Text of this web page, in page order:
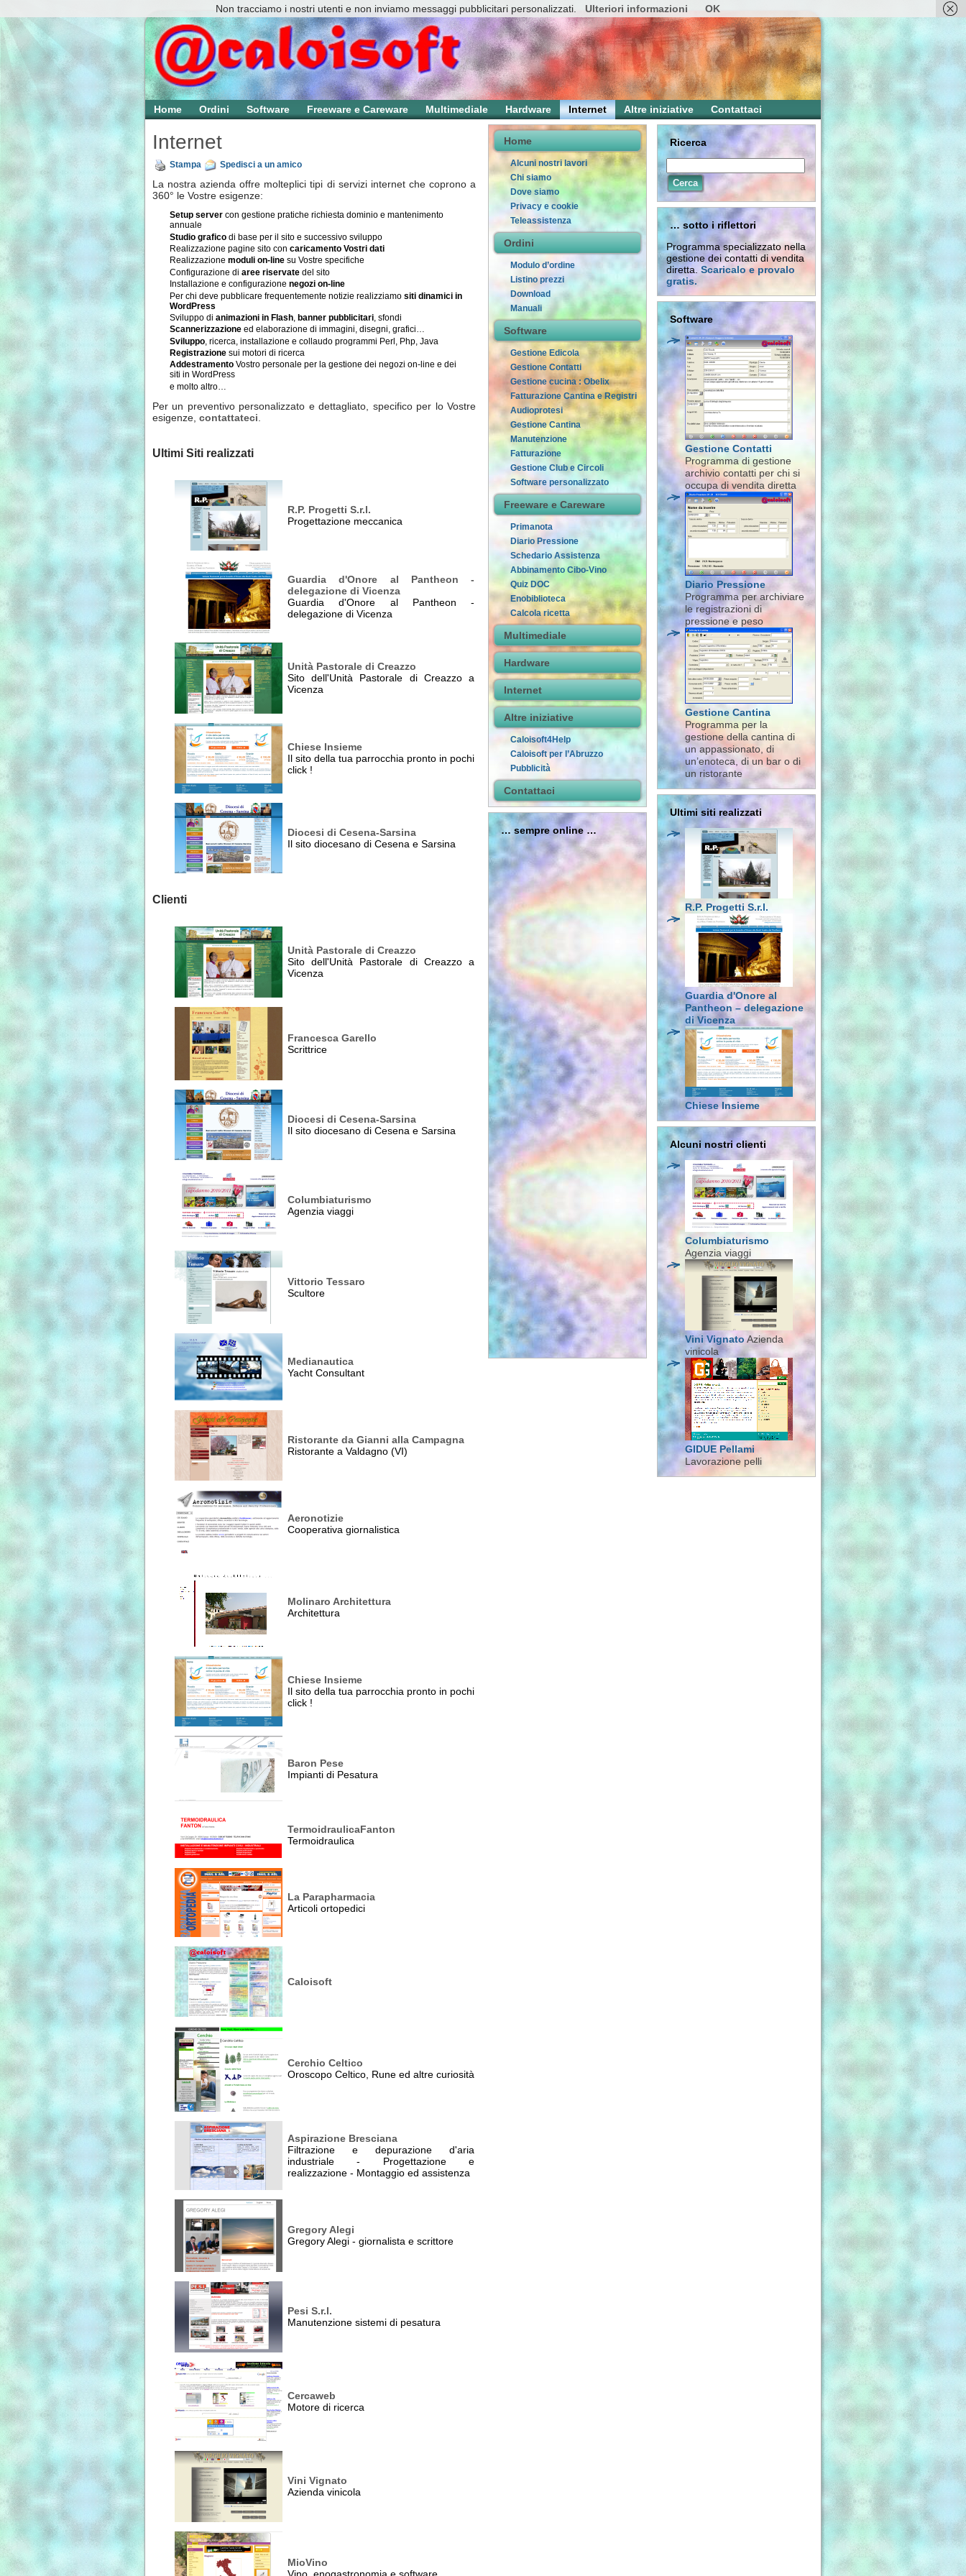
Home Ordini Software Freeware e Careware Multimediale Hardware Internet Altre iniziative Contattaci
Internet
Stampa Spedisci a un amico
La nostra azienda offre molteplici tipi di servizi internet che coprono a
360° le Vostre esigenze:
Setup server con gestione pratiche richiesta dominio e mantenimento
annuale
Studio grafico di base per il sito e successivo sviluppo
Realizzazione pagine sito con caricamento Vostri dati
Realizzazione moduli on-line su Vostre specifiche
Configurazione di aree riservate del sito
Installazione e configurazione negozi on-line
Per chi deve pubblicare frequentemente notizie realizziamo siti dinamici in
WordPress
Sviluppo di animazioni in Flash, banner pubblicitari, sfondi
Scannerizzazione ed elaborazione di immagini, disegni, grafici…
Sviluppo , ricerca, installazione e collaudo programmi Perl, Php, Java
Registrazione sui motori di ricerca
Addestramento Vostro personale per la gestione dei negozi on-line e dei
siti in WordPress
e molto altro…
Per un preventivo personalizzato e dettagliato, specifico per lo Vostre
esigenze, contattateci
Ultimi Siti realizzati
R.P. Progetti S.r.l.
Progettazione meccanica
Guardia d'Onore al Pantheon -
delegazione di Vicenza
Guardia d'Onore al Pantheon -
delegazione di Vicenza
Unità Pastorale di Creazzo
Sito dell'Unità Pastorale di Creazzo a
Vicenza
Chiese Insieme
Il sito della tua parrocchia pronto in pochi
click !
Diocesi di Cesena-Sarsina
Il sito diocesano di Cesena e Sarsina
Clienti
Unità Pastorale di Creazzo
Sito dell'Unità Pastorale di Creazzo a
Vicenza
Francesca Garello
Scrittrice
Diocesi di Cesena-Sarsina
Il sito diocesano di Cesena e Sarsina
Columbiaturismo
Agenzia viaggi
Vittorio Tessaro
Scultore
Medianautica
Yacht Consultant
Ristorante da Gianni alla Campagna
Ristorante a Valdagno (VI)
Aeronotizie
Cooperativa giornalistica
Molinaro Architettura
Architettura
Chiese Insieme
Il sito della tua parrocchia pronto in pochi
click !
Baron Pese
Impianti di Pesatura
TermoidraulicaFanton
Termoidraulica
La Parapharmacia
Articoli ortopedici
Caloisoft
Cerchio Celtico
Oroscopo Celtico, Rune ed altre curiosità
Aspirazione Bresciana
Filtrazione e depurazione d'aria
industriale - Progettazione e
realizzazione - Montaggio ed assistenza
Gregory Alegi
Gregory Alegi - giornalista e scrittore
Pesi S.r.l.
Manutenzione sistemi di pesatura
Cercaweb
Motore di ricerca
Vini Vignato
Azienda vinicola
MioVino
Home
Alcuni nostri lavori
Chi siamo
Dove siamo
Privacy e cookie
Teleassistenza
Ordini
Modulo d’ordine
Listino prezzi
Download
Manuali
Software
Gestione Edicola
Gestione Contatti
Gestione cucina : Obelix
Fatturazione Cantina e Registri
Audioprotesi
Gestione Cantina
Manutenzione
Fatturazione
Gestione Club e Circoli
Software personalizzato
Freeware e Careware
Primanota
Diario Pressione
Schedario Assistenza
Abbinamento Cibo-Vino
Quiz DOC
Enobiblioteca
Calcola ricetta
Multimediale
Hardware
Internet
Altre iniziative
Caloisoft4Help
Caloisoft per l’Abruzzo
Pubblicità
Contattaci
… sempre online …
Ricerca
… sotto i riflettori
Programma specializzato nella
gestione dei contatti di vendita
diretta. Scaricalo e provalo
gratis.
Software
Gestione Contatti
Programma di gestione
archivio contatti per chi si
occupa di vendita diretta
Diario Pressione
Programma per archiviare
le registrazioni di
pressione e peso
Gestione Cantina
Programma per la
gestione della cantina di
un appassionato, di
un’enoteca, di un bar o di
un ristorante
Ultimi siti realizzati
R.P. Progetti S.r.l.
Guardia d'Onore al
Pantheon – delegazione
di Vicenza
Chiese Insieme
Alcuni nostri clienti
Columbiaturismo
Agenzia viaggi
Vini Vignato Azienda
vinicola
GIDUE Pellami
Lavorazione pelli
Non tracciamo i nostri utenti e non inviamo messaggi pubblicitari personalizzati. Ulteriori informazioni OK